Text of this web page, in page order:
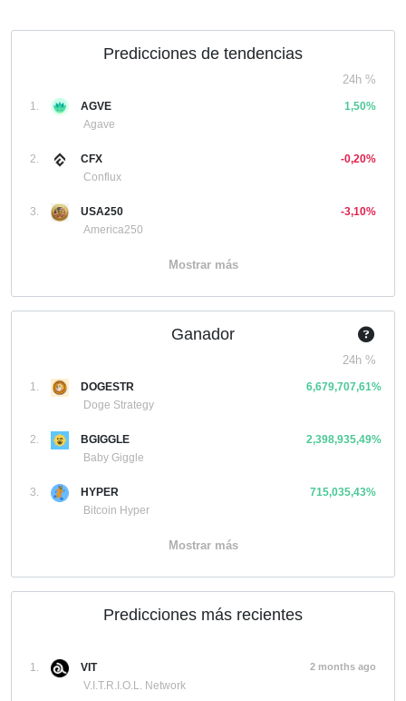
Predicciones de tendencias
24h %
1.
AGVE
Agave
1,50%
2.
CFX
Conflux
-0,20%
3.
USA250
America250
-3,10%
Mostrar más
Ganador
24h %
1.
DOGESTR
Doge Strategy
6,679,707,61%
2.
BGIGGLE
Baby Giggle
2,398,935,49%
3.
HYPER
Bitcoin Hyper
715,035,43%
Mostrar más
Predicciones más recientes
1.
VIT
V.I.T.R.I.O.L. Network
2 months ago